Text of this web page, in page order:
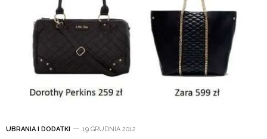
UBRANIA I DODATKI 19 GRUDNIA 2012